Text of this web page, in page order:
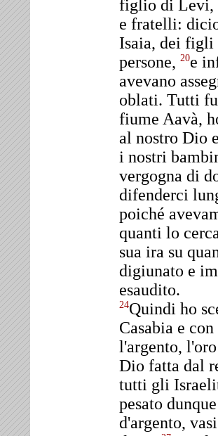
figlio di Levi,
e fratelli:
Isaia, dei
persone, 20e
avevano
oblati. Tutti
fiume Aavà,
al nostro Dio
i nostri
vergogna di
difenderci
poiché
quanti lo
sua ira su
digiunato e
esaudito.
24Quindi ho
Casabia e
l'argento,
Dio fatta dal
tutti gli
pesato
d'argento,